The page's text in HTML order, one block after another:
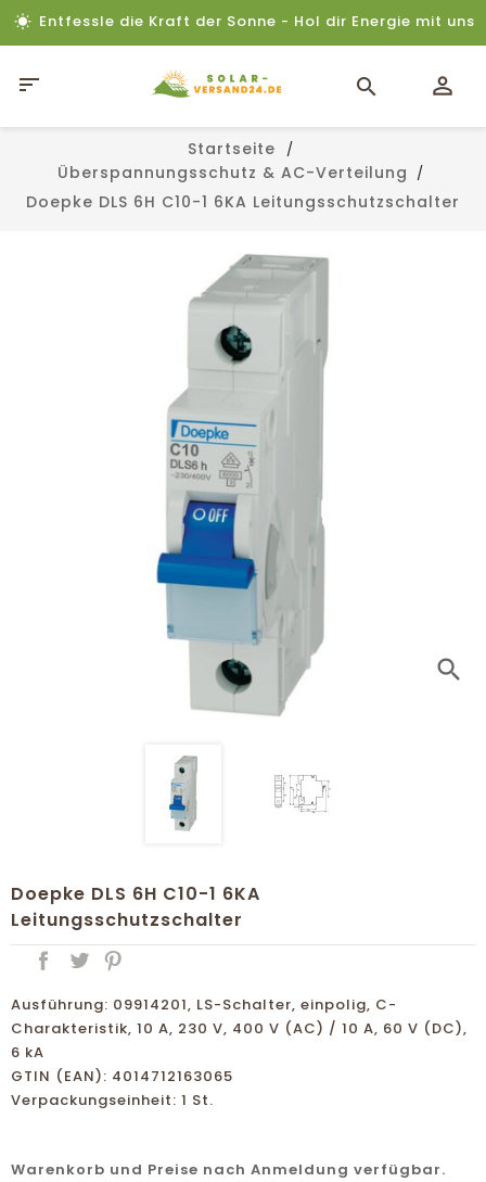
Entfessle die Kraft der Sonne - Hol dir Energie mit uns

Startseite
Überspannungsschutz & AC-Verteilung
Doepke DLS 6H C10-1 6KA Leitungsschutzschalter
search
Doepke DLS 6H C10-1 6KA
Leitungsschutzschalter
Ausführung: 09914201, LS-Schalter, einpolig, C-
Charakteristik, 10 A, 230 V, 400 V (AC) / 10 A, 60 V (DC),
6 kA
GTIN (EAN): 4014712163065
Verpackungseinheit: 1 St.
Warenkorb und Preise nach Anmeldung verfügbar.